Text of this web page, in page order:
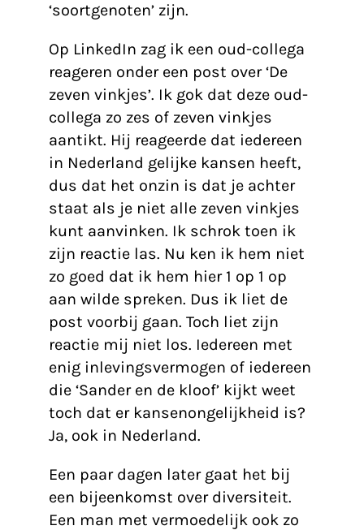
‘soortgenoten’ zijn.
Op LinkedIn zag ik een oud-collega
reageren onder een post over ‘De
zeven vinkjes’. Ik gok dat deze oud-
collega zo zes of zeven vinkjes
aantikt. Hij reageerde dat iedereen
in Nederland gelijke kansen heeft,
dus dat het onzin is dat je achter
staat als je niet alle zeven vinkjes
kunt aanvinken. Ik schrok toen ik
zijn reactie las. Nu ken ik hem niet
zo goed dat ik hem hier 1 op 1 op
aan wilde spreken. Dus ik liet de
post voorbij gaan. Toch liet zijn
reactie mij niet los. Iedereen met
enig inlevingsvermogen of iedereen
die ‘Sander en de kloof’ kijkt weet
toch dat er kansenongelijkheid is?
Ja, ook in Nederland.
Een paar dagen later gaat het bij
een bijeenkomst over diversiteit.
Een man met vermoedelijk ook zo